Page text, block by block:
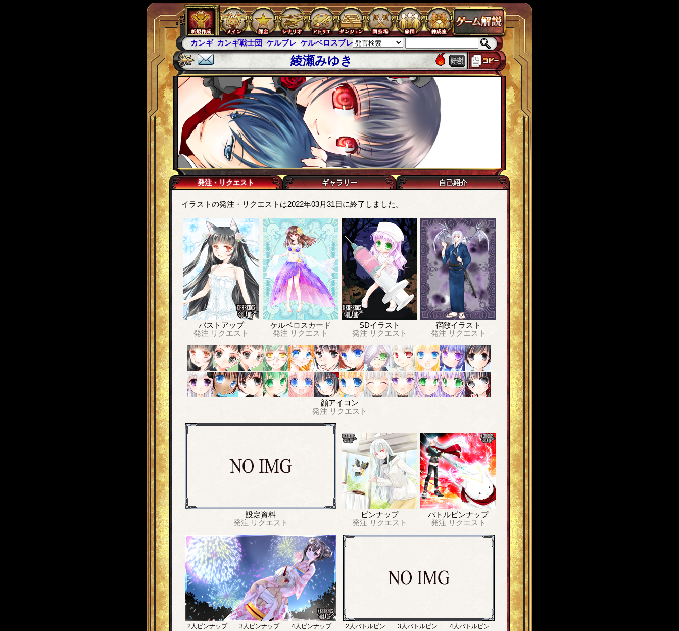
カンギ戦士団 ケルブレ ケルベロスブレイド スパイラス チェインパラドクス ローカスト 城ヶ島 思い出
綾瀬みゆき
発注・リクエスト ギャラリー 自己紹介
イラストの発注・リクエストは2022年03月31日に終了しました。
バストアップ
発注 リクエスト
ケルベロスカード
発注 リクエスト
SDイラスト
発注 リクエスト
宿敵イラスト
発注 リクエスト
顔アイコン
発注 リクエスト
設定資料
発注 リクエスト
ピンナップ
発注 リクエスト
バトルピンナップ
発注 リクエスト
2人ピンナップ
3人ピンナップ
4人ピンナップ
2人バトルピン
3人バトルピン
4人バトルピン